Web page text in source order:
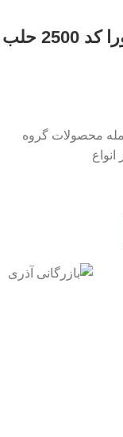
حلب
نیم براق ساندورا 2500 از جمله محصولات گروه